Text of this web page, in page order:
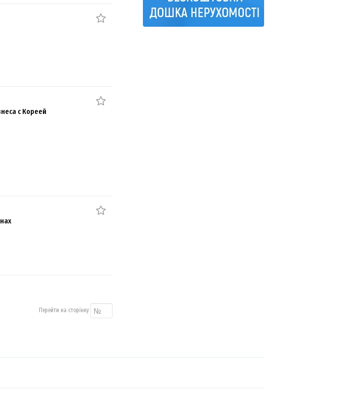
с Кореей
Перейти на сторінку